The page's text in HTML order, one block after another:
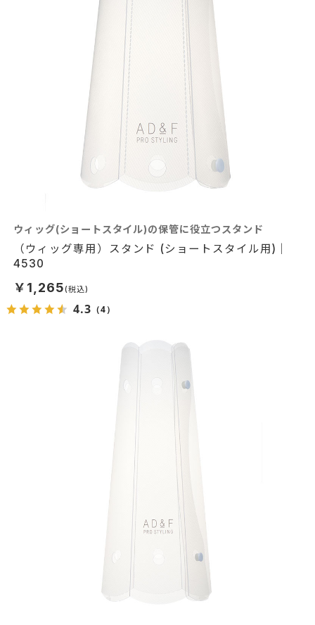
（ウィッグ専用）スタンド (ショートスタイル用)｜
4530
ウィッグ(ショートスタイル)の保管に役立つスタンド
￥1,265
4.3 （4）